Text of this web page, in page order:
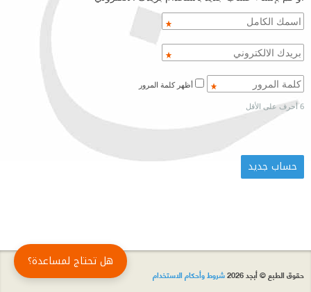
6 أحرف على الأقل
حقوق الطبع © أبجد 2026 شروط وأحكام الاستخدام
هل تحتاج لمساعدة؟